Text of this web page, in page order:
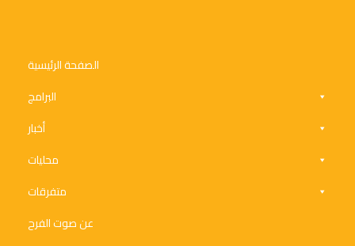
الصفحة الرئيسية
البرامج
أخبار
محليات
متفرقات
عن صوت الفرح